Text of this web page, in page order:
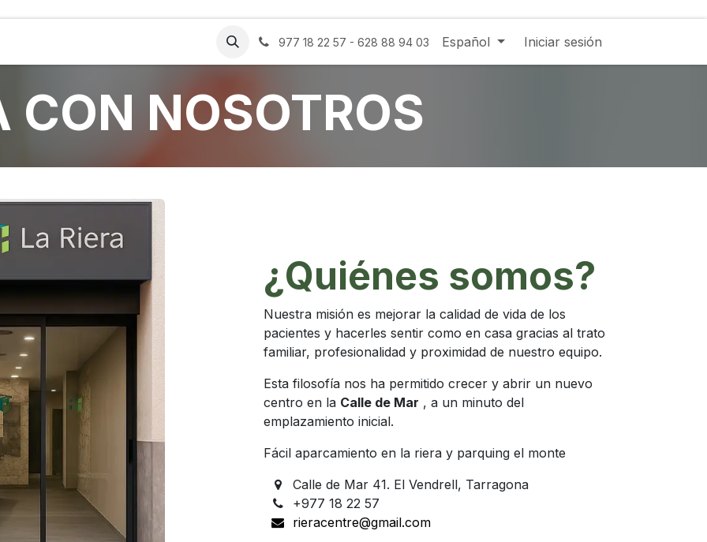
Contacto977 18 22 57 - 628 88 94 03 Español Iniciar sesión
CON NOSOTROS
¿Quiénes somos?
Nuestra misión es mejorar la calidad de vida de los
pacientes y hacerles sentir como en casa gracias al trato
familiar, profesionalidad y proximidad de nuestro equipo.
Esta filosofía nos ha permitido crecer y abrir un nuevo
centro en la Calle de Mar , a un minuto del
emplazamiento inicial.
Fácil aparcamiento en la riera y parquing el monte
Calle de Mar 41. El Vendrell, Tarragona
+977 18 22 57
rieracentre@gmail.com